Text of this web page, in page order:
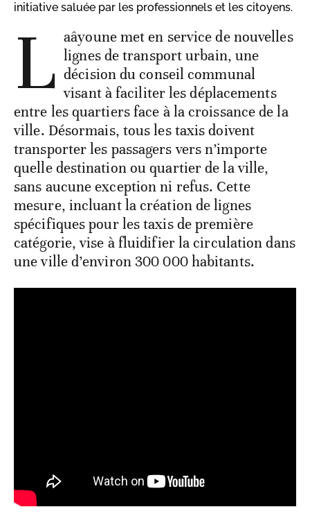
initiative saluée par les professionnels et les citoyens.
L aâyoune met en service de nouvelles
lignes de transport urbain, une
décision du conseil communal
visant à faciliter les déplacements
entre les quartiers face à la croissance de la
ville. Désormais, tous les taxis doivent
transporter les passagers vers n’importe
quelle destination ou quartier de la ville,
sans aucune exception ni refus. Cette
mesure, incluant la création de lignes
spécifiques pour les taxis de première
catégorie, vise à fluidifier la circulation dans
une ville d’environ 300 000 habitants.